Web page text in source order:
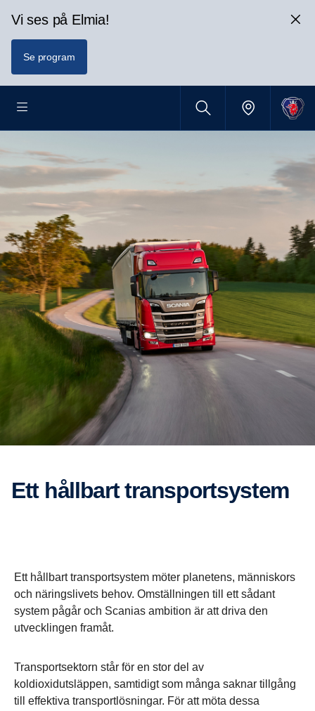
Vi ses på Elmia!
Se program
Ett hållbart trans­port­sy­stem
Ett hållbart transportsystem möter planetens, människors
och näringslivets behov. Omställningen till ett sådant
system pågår och Scanias ambition är att driva den
utvecklingen framåt.
Transportsektorn står för en stor del av
koldioxidutsläppen, samtidigt som många saknar tillgång
till effektiva transportlösningar. För att möta dessa